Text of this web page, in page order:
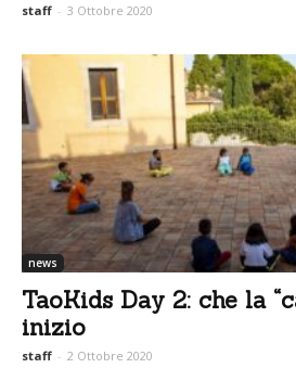
staff - 3 Ottobre 2020
news
TaoKids Day 2: che la
inizio
staff - 2 Ottobre 2020